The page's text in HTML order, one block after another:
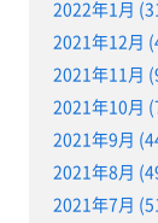
2022年1月
2021年12月
2021年11月
2021年10月
2021年9月
2021年8月
2021年7月